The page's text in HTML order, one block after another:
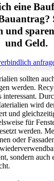
eine
und
und Geld.
sollten
werden.
interessant.
wird
und
für
werden.
oder
sondern auch